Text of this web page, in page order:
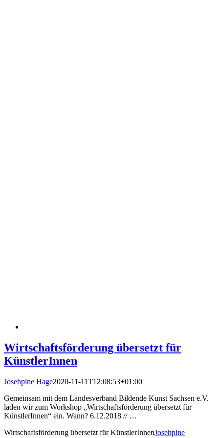
Wirtschaftsförderung übersetzt für
KünstlerInnen
Josehpine Hage2020-11-11T12:08:53+01:00
Gemeinsam mit dem Landesverband Bildende Kunst Sachsen e.V.
laden wir zum Workshop „Wirtschaftsförderung übersetzt für
KünstlerInnen“ ein. Wann? 6.12.2018 // …
Wirtschaftsförderung übersetzt für KünstlerInnenJosehpine